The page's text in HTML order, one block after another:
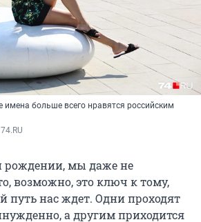
имена больше всего нравятся российским
рождении, мы даже не
возможно, это ключ к тому,
путь нас ждет. Одни проходят
а другим приходится